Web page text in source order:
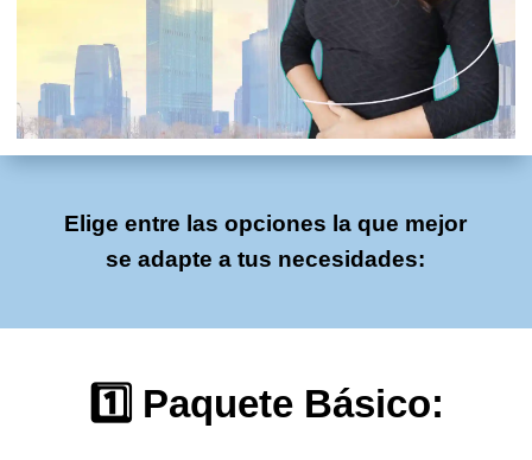
Elige entre las opciones la que mejor
se adapte a tus necesidades:
1️⃣ Paquete Básico: